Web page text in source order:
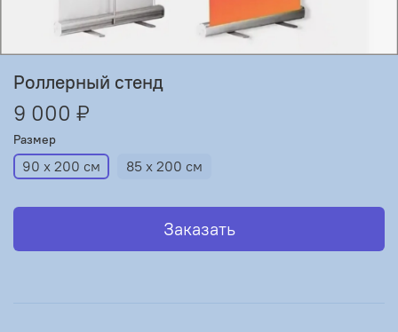
Роллерный стенд
9 000 ₽
Размер
90 х 200 см 85 х 200 см
Заказать